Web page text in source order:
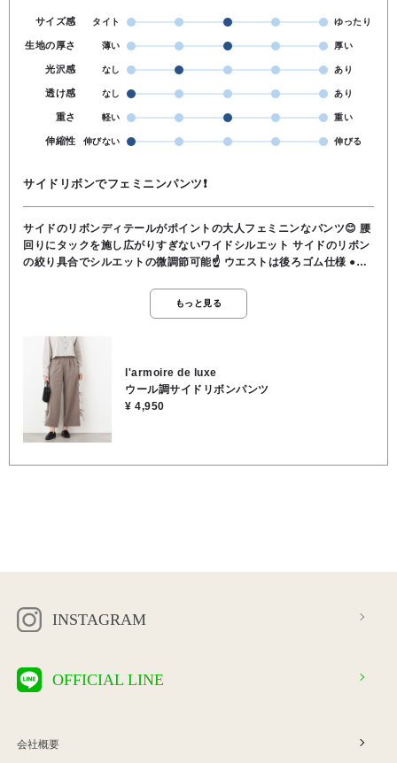
サイズ感 タイト ゆったり
生地の厚さ 薄い 厚い
光沢感 なし あり
透け感 なし あり
重さ 軽い 重い
伸縮性 伸びない 伸びる
サイドリボンでフェミニンパンツ❗
サイドのリボンディテールがポイントの大人フェミニンなパンツ😊 腰
回りにタックを施し広がりすぎないワイドシルエット サイドのリボン
の絞り具合でシルエットの微調節可能☝️ ウエストは後ろゴム仕様 ●ポ
地 なし ●透け感 なし ●伸縮性 なし ●ポケット あり ●
ウエスト フロントファスナー×後ろゴム ●163cmでくるぶしくらい
もっと見る
l'armoire de luxe
ウール調サイドリボンパンツ
¥ 4,950
INSTAGRAM
OFFICIAL LINE
会社概要